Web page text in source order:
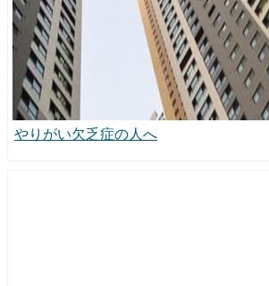
やりがい欠乏症の人へ